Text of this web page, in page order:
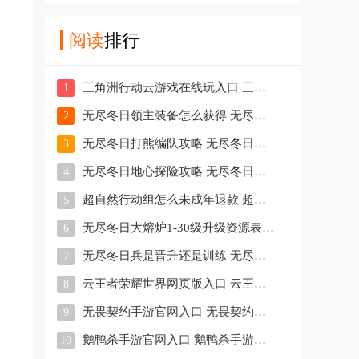
阅读排行
1 三角洲行动云游戏在线玩入口 三角洲行动云游戏怎么玩
2 无尽冬日领主装备怎么获得 无尽冬日领主装备强化材料表
3 无尽冬日打熊编队攻略 无尽冬日打熊编队车身比例
4 无尽冬日地心探险攻略 无尽冬日地心探险士兵比例
5 超自然行动组怎么未成年退款 超自然行动组未成年退款教程
6 无尽冬日大熔炉1-30级升级资源表 无尽冬日大熔炉1-30级升级前置条件
7 无尽冬日兵是晋升还是训练 无尽冬日兵的比例怎么配置
8 云王者荣耀世界网页版入口 云王者荣耀世界怎么玩
9 无畏契约手游官网入口 无畏契约手游好玩吗
10 鹅鸭杀手游官网入口 鹅鸭杀手游安卓和ios互通吗